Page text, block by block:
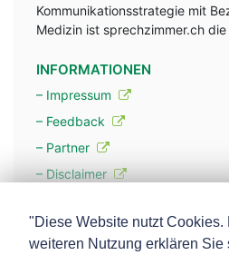
Kommunikationsstrategie mit
Medizin ist sprechzimmer.ch
INFORMATIONEN
– Impressum
– Feedback
– Partner
– Disclaimer
– Werbung
"Diese Website nutzt Cookies.
weiteren Nutzung erklären Sie